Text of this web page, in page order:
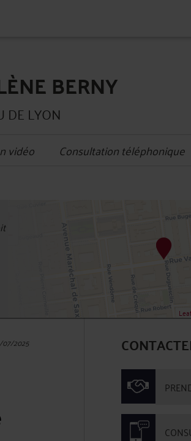
BERNY
DE LYON
vidéo Consultation téléphonique
−
2025